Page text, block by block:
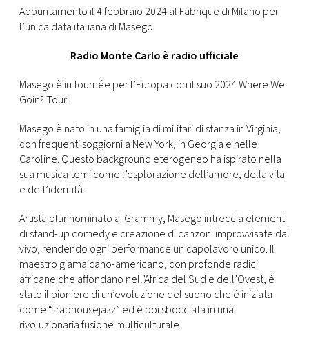
CONSIGLIA
Appuntamento il 4 febbraio 2024 al Fabrique di Milano per
l’unica data italiana di Masego.
Radio Monte Carlo è radio ufficiale
Masego è in tournée per l’Europa con il suo 2024 Where We
Goin? Tour.
Masego è nato in una famiglia di militari di stanza in Virginia,
con frequenti soggiorni a New York, in Georgia e nelle
Caroline. Questo background eterogeneo ha ispirato nella
sua musica temi come l’esplorazione dell’amore, della vita
e dell’identità.
Artista plurinominato ai Grammy, Masego intreccia elementi
di stand-up comedy e creazione di canzoni improvvisate dal
vivo, rendendo ogni performance un capolavoro unico. Il
maestro giamaicano-americano, con profonde radici
africane che affondano nell’Africa del Sud e dell’Ovest, è
stato il pioniere di un’evoluzione del suono che è iniziata
come “traphousejazz” ed è poi sbocciata in una
rivoluzionaria fusione multiculturale.